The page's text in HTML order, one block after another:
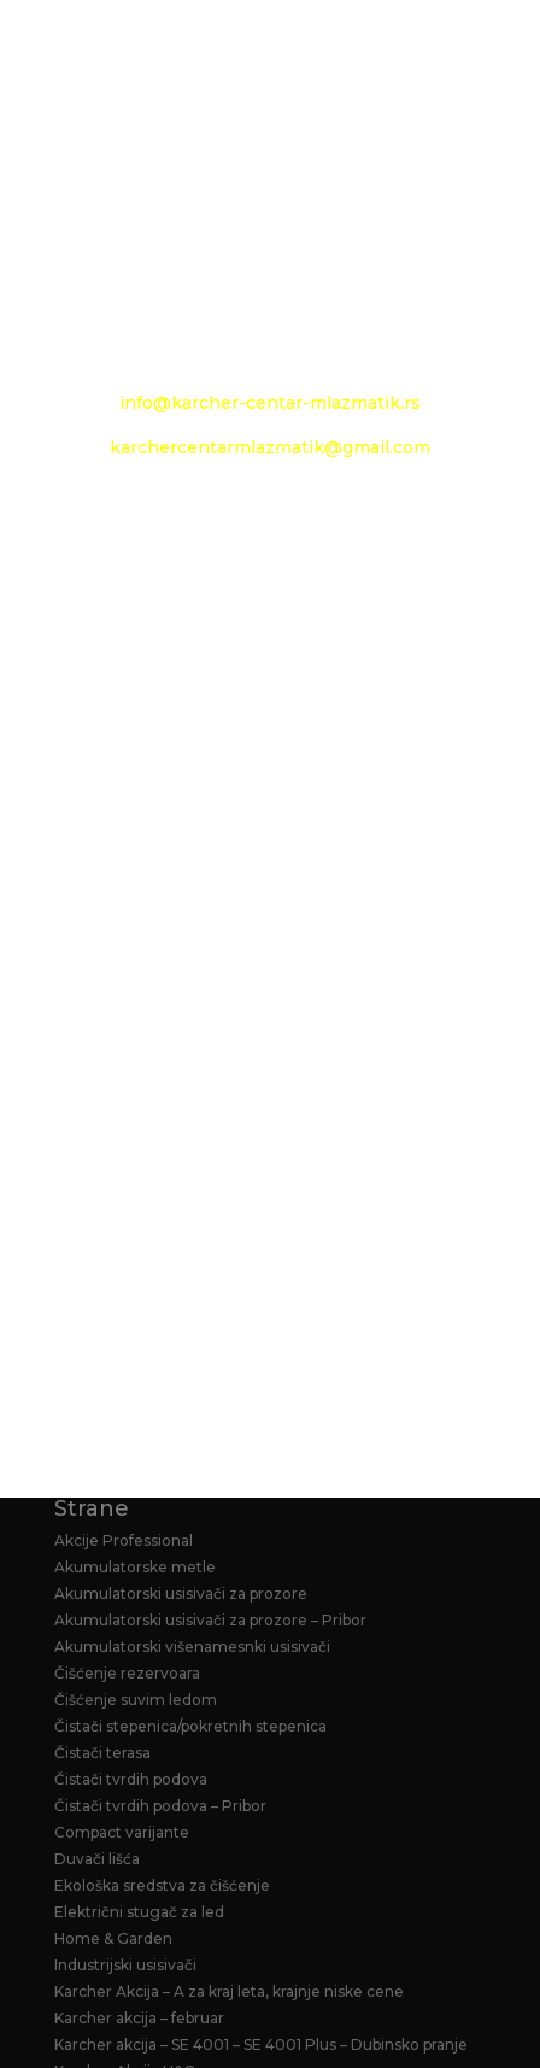
info@karcher-centar-mlazmatik.rs
karchercentarmlazmatik@gmail.com
Strane
Akcije Professional
Akumulatorske metle
Akumulatorski usisivači za prozore
Akumulatorski usisivači za prozore – Pribor
Akumulatorski višenamesnki usisivači
Čišćenje rezervoara
Čišćenje suvim ledom
Čistači stepenica/pokretnih stepenica
Čistači terasa
Čistači tvrdih podova
Čistači tvrdih podova – Pribor
Compact varijante
Duvači lišća
Ekološka sredstva za čišćenje
Električni stugač za led
Home & Garden
Industrijski usisivači
Karcher Akcija – A za kraj leta, krajnje niske cene
Karcher akcija – februar
Karcher akcija – SE 4001 – SE 4001 Plus – Dubinsko pranje